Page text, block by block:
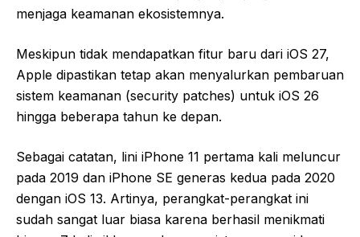
menjaga keamanan ekosistemnya.
Meskipun tidak mendapatkan fitur baru dari iOS 27,
Apple dipastikan tetap akan menyalurkan pembaruan
sistem keamanan (security patches) untuk iOS 26
hingga beberapa tahun ke depan.
Sebagai catatan, lini iPhone 11 pertama kali meluncur
pada 2019 dan iPhone SE generas kedua pada 2020
dengan iOS 13. Artinya, perangkat-perangkat ini
sudah sangat luar biasa karena berhasil menikmati